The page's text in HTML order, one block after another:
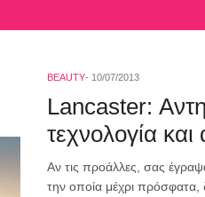
BEAUTY 10/07/2013
Lancaster:
τεχνολογία
Aν τις προάλλες, σας
την οποία μέχρι πρόσφατα,